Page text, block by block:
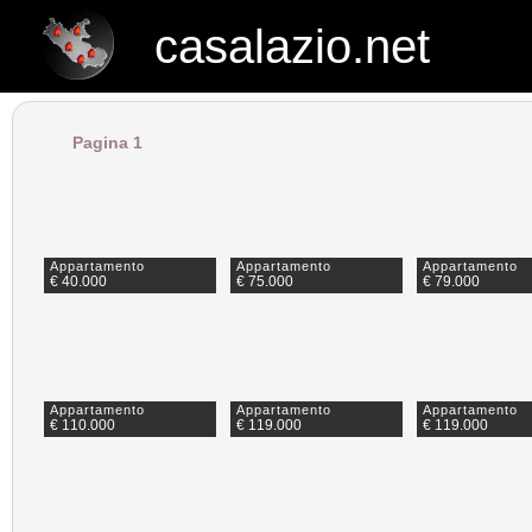
casalazio.net
Pagina 1
Appartamento
€ 40.000
Appartamento
€ 75.000
Appartamento
€ 79.000
Appartamento
€ 110.000
Appartamento
€ 119.000
Appartamento
€ 119.000
casalazio.net